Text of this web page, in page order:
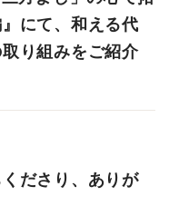
にて、和える代
り組みをご紹介
ださり、ありが